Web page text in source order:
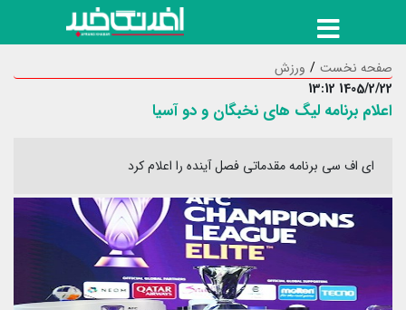
صفحه نخست
ورزش
1405/2/22 13:12
اعلام برنامه لیگ های نخبگان و دو آسیا
ای اف سی برنامه مقدماتی فصل آینده را اعلام کرد